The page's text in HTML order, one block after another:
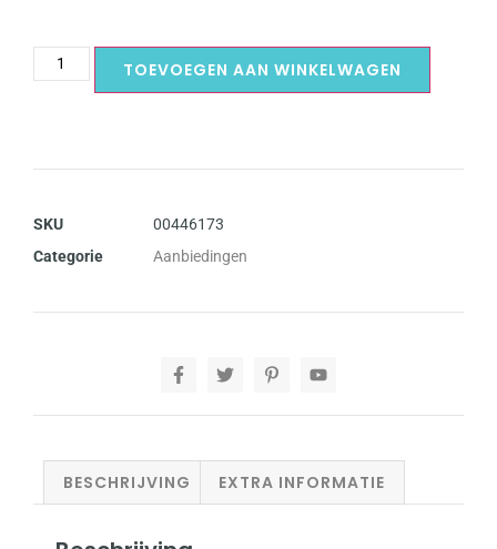
TOEVOEGEN AAN WINKELWAGEN
SKU
00446173
Categorie
Aanbiedingen
BESCHRIJVING EXTRA INFORMATIE